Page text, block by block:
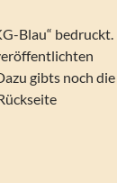
Blau“ bedruckt.
gibts noch die